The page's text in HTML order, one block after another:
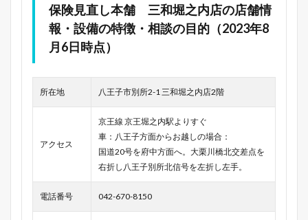
保険見直し本舗 三和堀之内店の店舗情
報・設備の特徴・相談の目的（2023年8
月6日時点）
所在地 八王子市別所2-1 三和堀之内店2階
アクセス
京王線 京王堀之内駅よりすぐ
車：八王子方面からお越しの場合：
国道20号を府中方面へ。大栗川橋北交差点を
右折し八王子別所北信号を左折し左手。
電話番号 042-670-8150